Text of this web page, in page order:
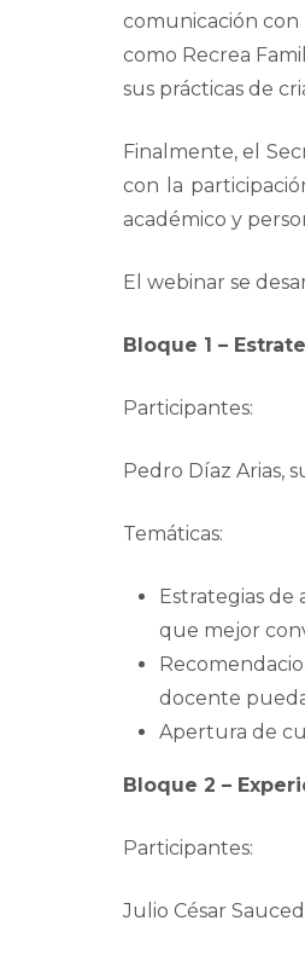
comunicación con
como Recrea
sus prácticas de
Finalmente, el
con la
académico y
El webinar se
Bloque 1 –
Participantes:
Pedro Díaz Arias,
Temáticas:
Estrategias de
que mejor
docente
Apertura de
Bloque 2 –
Participantes:
Julio César